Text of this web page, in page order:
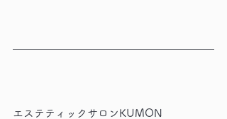
エステティックサロンKUMON